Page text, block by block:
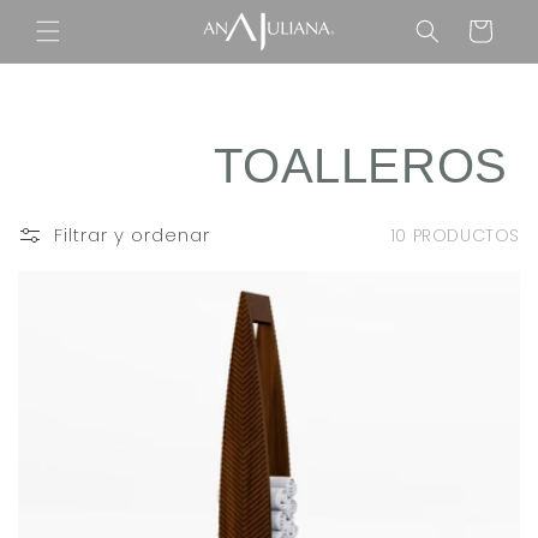
directamente
al contenido
Carrito
C
O
TOALLEROS
Filtrar y ordenar 10 PRODUCTOS